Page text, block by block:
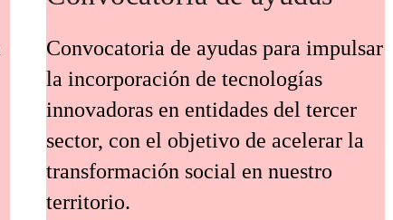
Convocatoria de ayudas para impulsar
la incorporación de tecnologías
innovadoras en entidades del tercer
sector, con el objetivo de acelerar la
transformación social en nuestro
territorio.